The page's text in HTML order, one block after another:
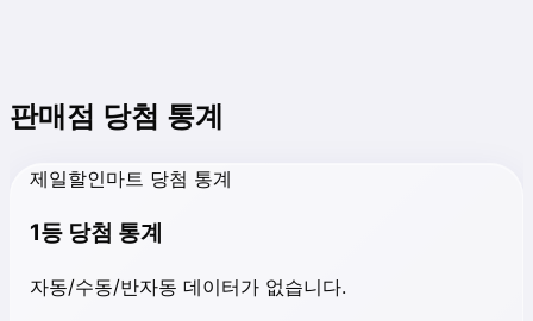
판매점 당첨 통계
제일할인마트 당첨 통계
1등 당첨 통계
자동/수동/반자동 데이터가 없습니다.